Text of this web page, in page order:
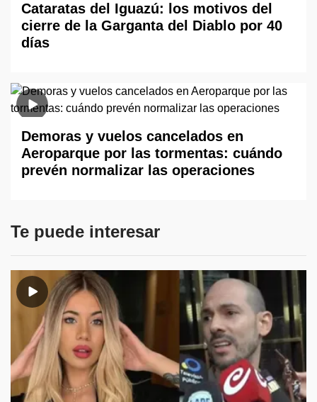
Cataratas del Iguazú: los motivos del
cierre de la Garganta del Diablo por 40
días
Demoras y vuelos cancelados en
Aeroparque por las tormentas: cuándo
prevén normalizar las operaciones
Te puede interesar